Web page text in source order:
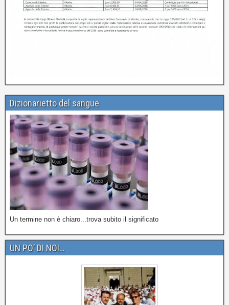
Dizionarietto del sangue
Un termine non è chiaro...trova subito il significato
UN PO’ DI NOI…